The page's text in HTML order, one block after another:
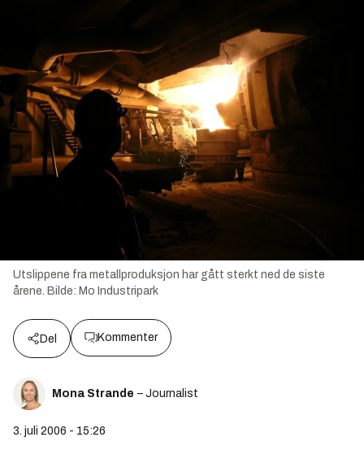
Utslippene fra metallproduksjon har gått sterkt ned de siste
årene. Bilde: Mo Industripark
Del Kommenter
Mona Strande – Journalist
3. juli 2006 - 15:26